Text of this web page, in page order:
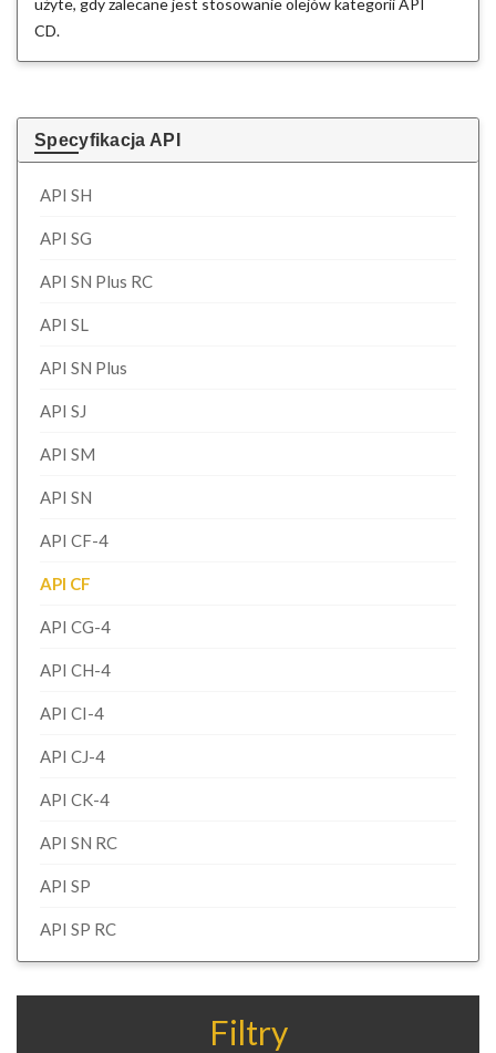
użyte, gdy zalecane jest stosowanie olejów kategorii API
CD.
Specyfikacja API
API SH
API SG
API SN Plus RC
API SL
API SN Plus
API SJ
API SM
API SN
API CF-4
API CF
API CG-4
API CH-4
API CI-4
API CJ-4
API CK-4
API SN RC
API SP
API SP RC
Filtry